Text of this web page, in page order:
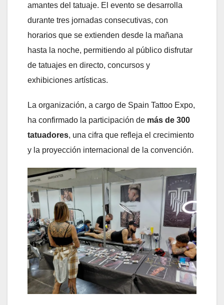
amantes del tatuaje. El evento se desarrolla
durante tres jornadas consecutivas, con
horarios que se extienden desde la mañana
hasta la noche, permitiendo al público disfrutar
de tatuajes en directo, concursos y
exhibiciones artísticas.
La organización, a cargo de Spain Tattoo Expo,
ha confirmado la participación de más de 300
tatuadores, una cifra que refleja el crecimiento
y la proyección internacional de la convención.